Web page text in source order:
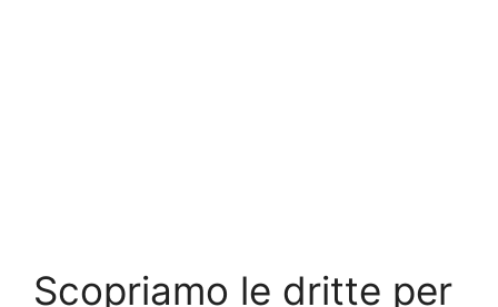
Scopriamo le dritte per